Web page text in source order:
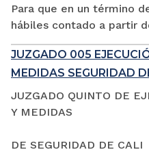
Para que en un término
hábiles contado a partir
JUZGADO 005
MEDIDAS SEGURIDAD
JUZGADO QUINTO DE
Y MEDIDAS
DE SEGURIDAD DE CALI